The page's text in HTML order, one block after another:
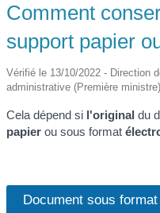
Comment
support papier
Vérifié le 13/10/2022 - Direction
administrative (Première ministre)
Cela dépend si l'original du
papier ou sous format
Document sous